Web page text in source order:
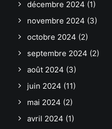
décembre 2024 (1)
novembre 2024 (3)
octobre 2024 (2)
septembre 2024 (2)
août 2024 (3)
juin 2024 (11)
mai 2024 (2)
avril 2024 (1)